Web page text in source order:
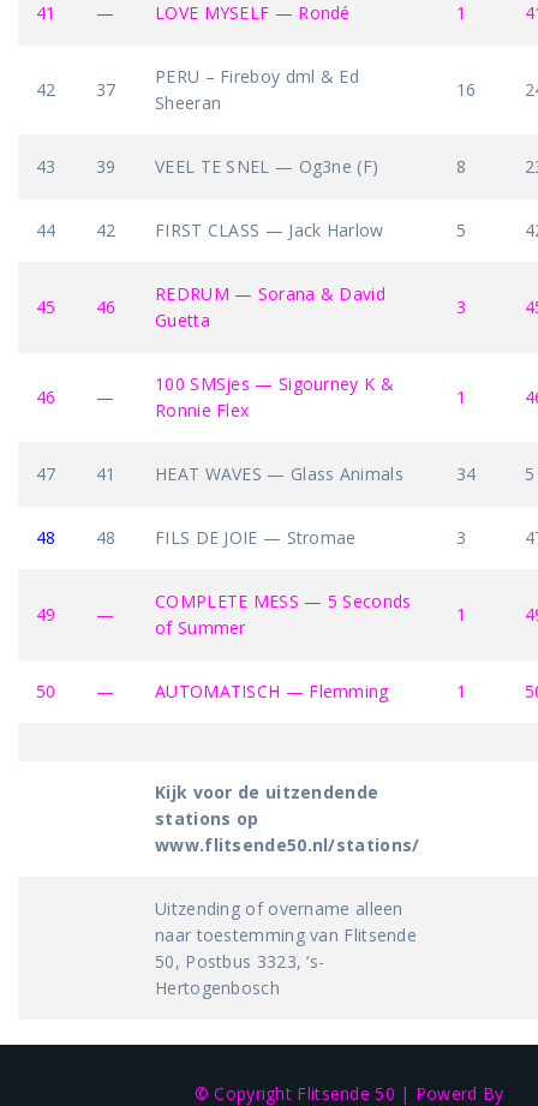
41 — LOVE MYSELF — Rondé 1
42 37
PERU – Fireboy dml & Ed
Sheeran
16
43 39 VEEL TE SNEL — Og3ne (F) 8
44 42 FIRST CLASS — Jack Harlow 5
45 46
REDRUM — Sorana & David
Guetta
3
46 —
100 SMSjes — Sigourney K &
Ronnie Flex
1
47 41 HEAT WAVES — Glass Animals 34 5
48 48 FILS DE JOIE — Stromae 3
49 —
COMPLETE MESS — 5 Seconds
of Summer
1
50 — AUTOMATISCH — Flemming 1
Kijk voor de uitzendende
stations op
www.flitsende50.nl/stations/
Uitzending of overname alleen
naar toestemming van Flitsende
50, Postbus 3323, ‘s-
Hertogenbosch
© Copyright Flitsende 50 | Powerd By